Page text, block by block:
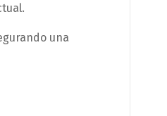
una